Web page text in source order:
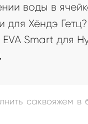
воды в
Хёндэ Гетц?
Smart для
саквояжем